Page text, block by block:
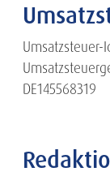
DE145568319